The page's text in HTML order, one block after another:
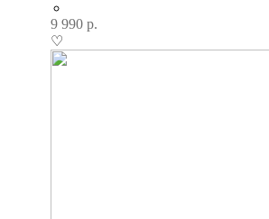
9 990р.
♡